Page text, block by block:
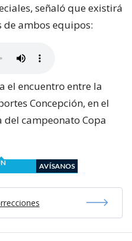
señaló que existirá
ambos equipos:
el encuentro entre la
Concepción, en el
campeonato Copa
AVÍSANOS